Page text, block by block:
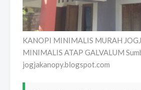
KANOPI MINIMALIS MURAH
MINIMALIS ATAP GALVALUM
jogjakanopy.blogspot.com